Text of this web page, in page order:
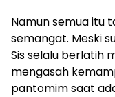
Namun semua itu
semangat. Meski
Sis selalu berlatih
mengasah
pantomim saat